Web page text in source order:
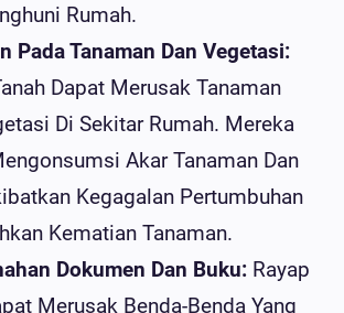
Rumah.
Pada Tanaman Dan Vegetasi:
Dapat Merusak Tanaman
Di Sekitar Rumah. Mereka
Akar Tanaman Dan
Kegagalan Pertumbuhan
Kematian Tanaman.
Dokumen Dan Buku: Rayap
Merusak Benda-Benda Yang